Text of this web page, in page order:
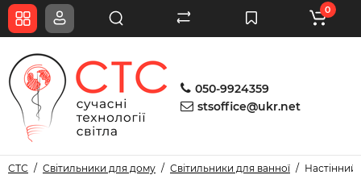
050-9924359
stsoffice@ukr.net
0
СТС Світильники для дому Світильники для ванної Настінний